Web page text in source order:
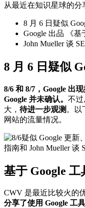
从最近在知识星球的分
8 月 6 日疑似
Google 出品 《基
John Mueller 谈
8 月 6 日疑似
8/6 和 8/7，Google 出
Google 并未确认。 不
大， 待进一步观测 。以
网站的流量情况。
基于 Google
CWV 是最近比较火的
分享了使用 Google 工